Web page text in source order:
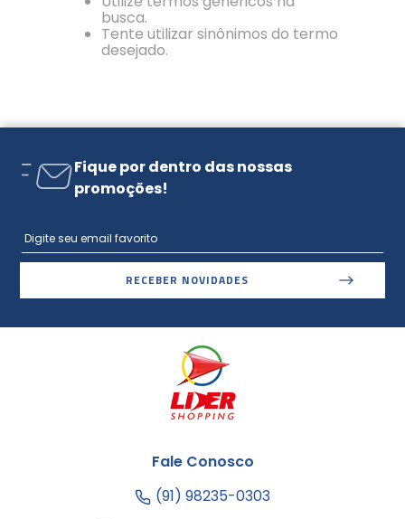
busca.
Tente utilizar sinônimos do termo
desejado.
Fique por dentro das nossas
promoções!
RECEBER NOVIDADES
Fale Conosco
(91) 98235-0303